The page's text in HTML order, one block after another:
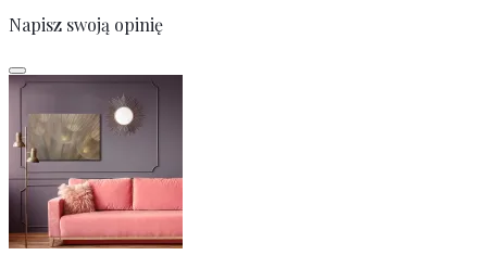
Napisz swoją opinię